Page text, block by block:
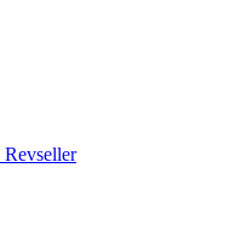
Revseller